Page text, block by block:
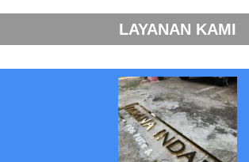
LAYANAN KAMI